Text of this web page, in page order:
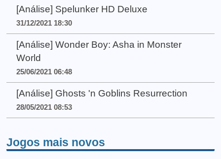
[Análise] Spelunker HD Deluxe
31/12/2021 18:30
[Análise] Wonder Boy: Asha in Monster
World
25/06/2021 06:48
[Análise] Ghosts 'n Goblins Resurrection
28/05/2021 08:53
Jogos mais novos